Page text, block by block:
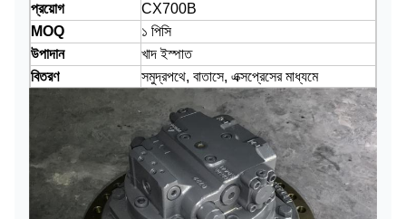
প্রয়োগ
CX700B
MOQ
১ পিসি
উপাদান
খাদ ইস্পাত
বিতরণ
সমুদ্রপথে, বাতাসে, এক্সপ্রেসের মাধ্যমে
প্যাকেজ
স্ট্যান্ডার্ড শিপিং প্যাকেট